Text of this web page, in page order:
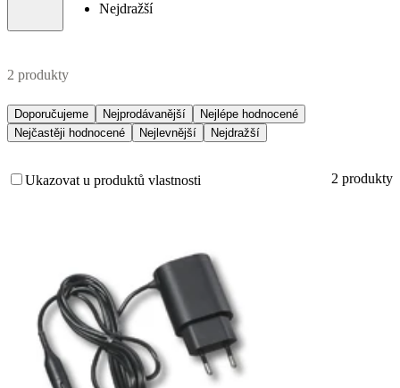
Nejdražší
2 produkty
Doporučujeme Nejprodávanější
Nejlépe hodnocené
Nejčastěji hodnocené
Nejlevnější Nejdražší
Ukazovat u produktů vlastnosti 2 produkty